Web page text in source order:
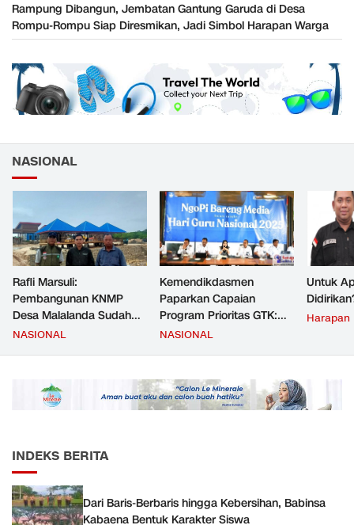
Rampung Dibangun, Jembatan Gantung Garuda di Desa
Rompu-Rompu Siap Diresmikan, Jadi Simbol Harapan Warga
NASIONAL
Rafli Marsuli:
Pembangunan KNMP
Desa Malalanda Sudah
Mencapai 69 Persen dan
JMD dan JMF
NASIONAL
Kemendikdasmen
Paparkan Capaian
Program Prioritas GTK:
Kompetensi Meningkat,
NASIONAL
Untuk
Harapan
INDEKS BERITA
Dari Baris-Berbaris hingga Kebersihan, Babinsa
Kabaena Bentuk Karakter Siswa